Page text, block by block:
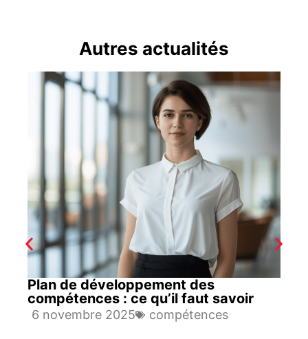
Autres actualités
Plan de développement des
compétences : ce qu’il faut savoir
6 novembre 2025 compétences